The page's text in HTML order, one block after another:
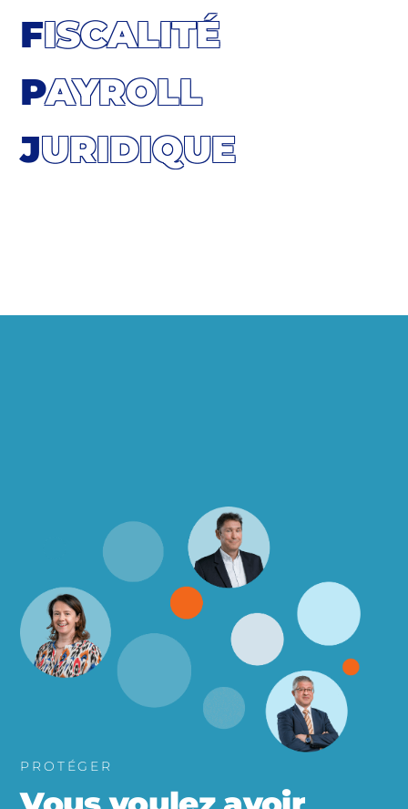
FISCALITÉ
PAYROLL
JURIDIQUE
PROTÉGER